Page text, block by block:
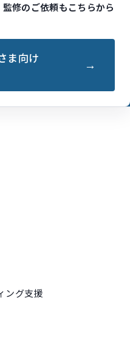
修のご依頼もこちらから
ま向け
ング支援